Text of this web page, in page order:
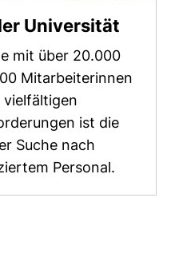
Universität
mit über 20.000
Mitarbeiterinnen
ist die
Suche nach
Personal.